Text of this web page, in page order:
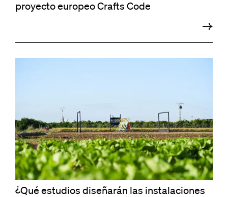
proyecto europeo Crafts Code
¿Qué estudios diseñarán las instalaciones